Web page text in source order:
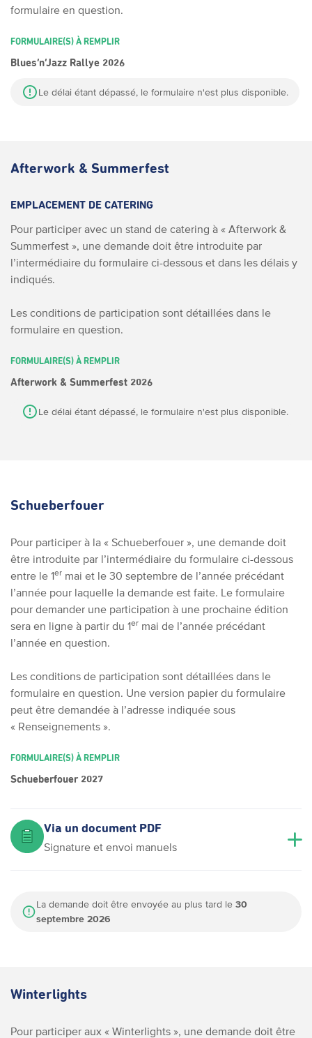
formulaire en question.
FORMULAIRE(S) À REMPLIR
Blues’n’Jazz Rallye 2026
Le délai étant dépassé, le formulaire n'est plus disponible.
Afterwork & Summerfest
EMPLACEMENT DE CATERING
Pour participer avec un stand de catering à « Afterwork &
Summerfest », une demande doit être introduite par
l’intermédiaire du formulaire ci-dessous et dans les délais y
indiqués.
Les conditions de participation sont détaillées dans le
formulaire en question.
FORMULAIRE(S) À REMPLIR
Afterwork & Summerfest 2026
Le délai étant dépassé, le formulaire n'est plus disponible.
Schueberfouer
Pour participer à la « Schueberfouer », une demande doit
être introduite par l’intermédiaire du formulaire ci-dessous
entre le 1er mai et le 30 septembre de l’année précédant
l’année pour laquelle la demande est faite. Le formulaire
pour demander une participation à une prochaine édition
sera en ligne à partir du 1er mai de l’année précédant
l’année en question.
Les conditions de participation sont détaillées dans le
formulaire en question. Une version papier du formulaire
peut être demandée à l’adresse indiquée sous
« Renseignements ».
FORMULAIRE(S) À REMPLIR
Schueberfouer 2027
Via un document PDF
Signature et envoi manuels
La demande doit être envoyée au plus tard le 30
septembre 2026
Winterlights
Pour participer aux « Winterlights », une demande doit être